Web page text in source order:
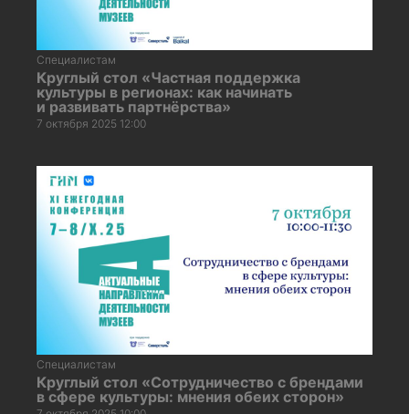
Специалистам
Круглый стол «Частная поддержка
культуры в регионах: как начинать
и развивать партнёрства»
7 октября 2025 12:00
Специалистам
Круглый стол «Сотрудничество с брендами
в сфере культуры: мнения обеих сторон»